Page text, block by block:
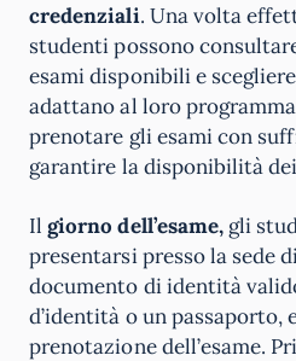
credenziali. Una volta
studenti possono
esami disponibili e
adattano al loro
prenotare gli esami con
garantire la disponibilità
Ilgiorno dell’esame, gli
presentarsi presso la sede
documento di identità
d’identità o un passaporto,
prenotazione dell’esame.